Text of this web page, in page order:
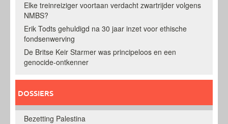
Elke treinreiziger voortaan verdacht zwartrijder volgens
NMBS?
Erik Todts gehuldigd na 30 jaar inzet voor ethische
fondsenwerving
De Britse Keir Starmer was principeloos en een
genocide-ontkenner
DOSSIERS
Bezetting Palestina